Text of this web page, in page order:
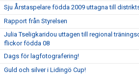
Sju Årstaspelare födda 2009 uttagna till
Rapport från Styrelsen
Julia Tseligkaridou uttagen till regional
flickor födda 08
Dags för lagfotografering!
Guld och silver i Lidingö Cup!